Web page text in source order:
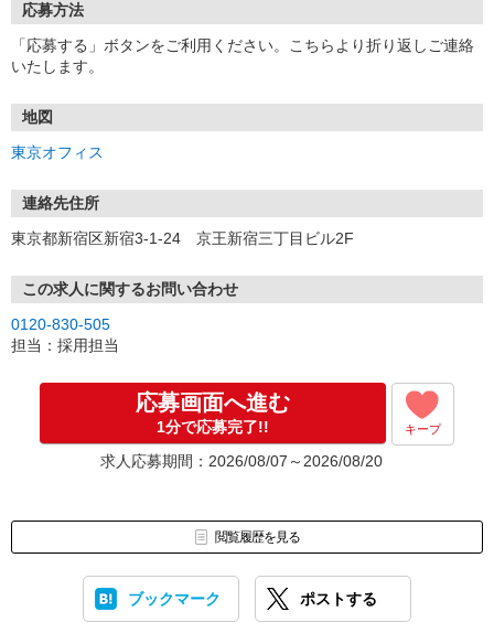
応募方法
「応募する」ボタンをご利用ください。こちらより折り返しご連絡
いたします。
地図
東京オフィス
連絡先住所
東京都新宿区新宿3-1-24 京王新宿三丁目ビル2F
この求人に関するお問い合わせ
0120-830-505
担当：採用担当
応募画面へ進む
1分で応募完了!! キープ
求人応募期間：2026/08/07～2026/08/20
閲覧履歴を見る
ブックマーク ポストする